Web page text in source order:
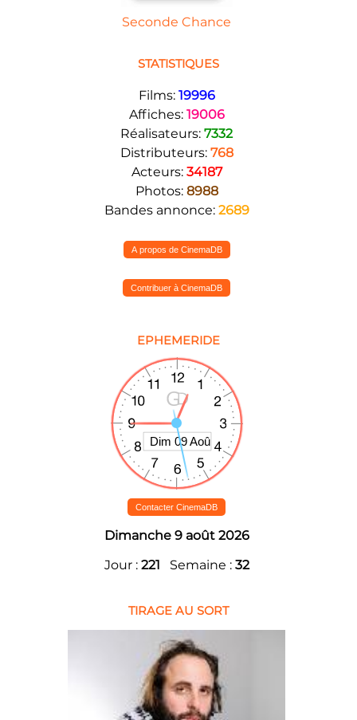
Seconde Chance
STATISTIQUES
Films: 19996
Affiches: 19006
Réalisateurs: 7332
Distributeurs: 768
Acteurs: 34187
Photos: 8988
Bandes annonce: 2689
A propos de CinemaDB
Contribuer à CinemaDB
EPHEMERIDE
Contacter CinemaDB
Dimanche 9 août 2026
Jour : 221 Semaine : 32
TIRAGE AU SORT